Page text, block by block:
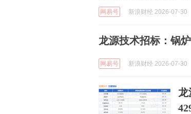
网易号 新浪财经 2026-07-30
龙源技术招标：锅
网易号 新浪财经 2026-07-30
龙